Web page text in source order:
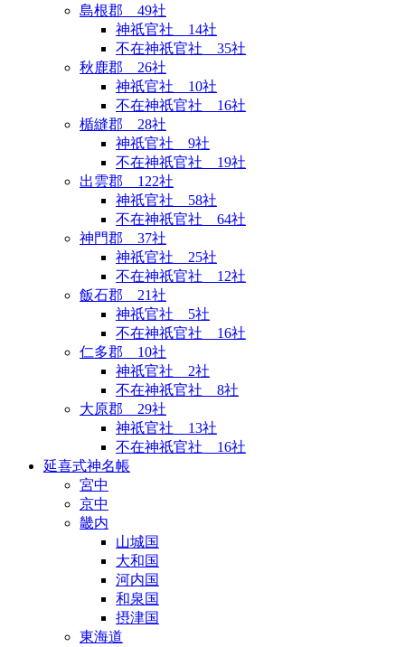
島根郡 49社
神祇官社 14社
不在神祇官社 35社
秋鹿郡 26社
神祇官社 10社
不在神祇官社 16社
楯縫郡 28社
神祇官社 9社
不在神祇官社 19社
出雲郡 122社
神祇官社 58社
不在神祇官社 64社
神門郡 37社
神祇官社 25社
不在神祇官社 12社
飯石郡 21社
神祇官社 5社
不在神祇官社 16社
仁多郡 10社
神祇官社 2社
不在神祇官社 8社
大原郡 29社
神祇官社 13社
不在神祇官社 16社
延喜式神名帳
宮中
京中
畿内
山城国
大和国
河内国
和泉国
摂津国
東海道